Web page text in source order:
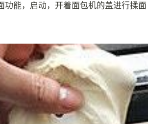
功能，启动，开着面包机的盖进行揉面